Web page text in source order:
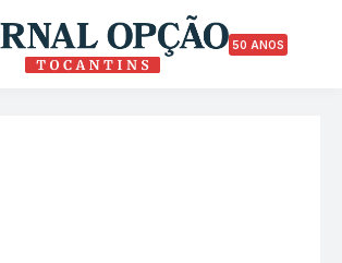
50 ANOS